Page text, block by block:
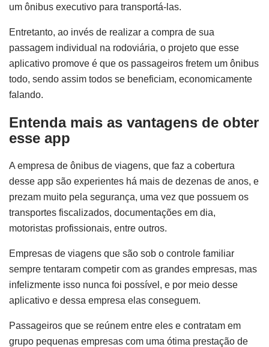
um ônibus executivo para transportá-las.
Entretanto, ao invés de realizar a compra de sua
passagem individual na rodoviária, o projeto que esse
aplicativo promove é que os passageiros fretem um ônibus
todo, sendo assim todos se beneficiam, economicamente
falando.
Entenda mais as vantagens de obter
esse app
A empresa de ônibus de viagens, que faz a cobertura
desse app são experientes há mais de dezenas de anos, e
prezam muito pela segurança, uma vez que possuem os
transportes fiscalizados, documentações em dia,
motoristas profissionais, entre outros.
Empresas de viagens que são sob o controle familiar
sempre tentaram competir com as grandes empresas, mas
infelizmente isso nunca foi possível, e por meio desse
aplicativo e dessa empresa elas conseguem.
Passageiros que se reúnem entre eles e contratam em
grupo pequenas empresas com uma ótima prestação de